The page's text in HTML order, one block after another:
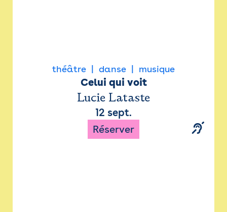
théâtre danse musique
Celui qui voit
Lucie Lataste
12 sept.
Réserver